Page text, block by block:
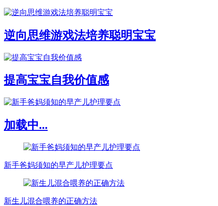
逆向思维游戏法培养聪明宝宝
提高宝宝自我价值感
加载中...
新手爸妈须知的早产儿护理要点
新生儿混合喂养的正确方法